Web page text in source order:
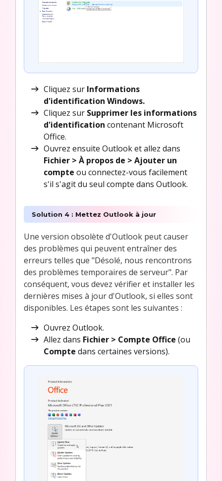
Cliquez sur Informations
d'identification Windows.
Cliquez sur Supprimer les informations
d'identification contenant Microsoft
Office.
Ouvrez ensuite Outlook et allez dans
Fichier > À propos de > Ajouter un
compte ou connectez-vous facilement
s'il s'agit du seul compte dans Outlook.
Solution 4 : Mettez Outlook à jour
Une version obsolète d'Outlook peut causer
des problèmes qui peuvent entraîner des
erreurs telles que "Désolé, nous rencontrons
des problèmes temporaires de serveur". Par
conséquent, vous devez vérifier et installer les
dernières mises à jour d'Outlook, si elles sont
disponibles. Les étapes sont les suivantes :
Ouvrez Outlook.
Allez dans Fichier > Compte Office (ou
Compte dans certaines versions).